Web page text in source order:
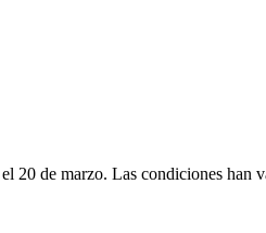
20 de marzo. Las condiciones han